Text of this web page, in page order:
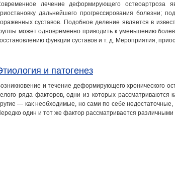
лечение деформирующего остеоартроза
дальнейшего прогрессирования болезни;
суставов. Подобное деление является в
может одновременно приводить к уменьшению
функции суставов и т. д. Мероприятия,
и патогенез
и течение деформирующего хронического
ряда факторов, одни из которых
— как необходимые, но сами по себе
один и тот же фактор рассматривается